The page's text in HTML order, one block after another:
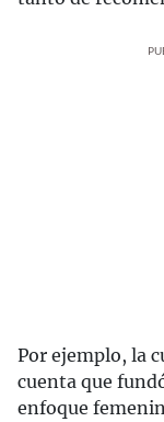
Por ejemplo, la
cuenta que
enfoque